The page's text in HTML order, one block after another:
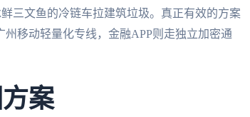
三文鱼的冷链车拉建筑垃圾。真正有效的方案
移动轻量化专线，金融APP则走独立加密通
案